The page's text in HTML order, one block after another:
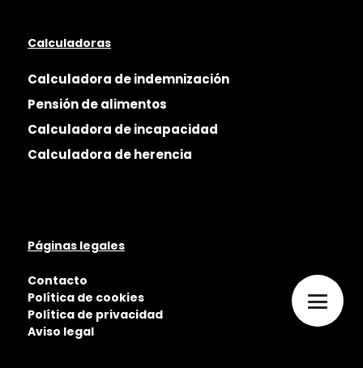
Calculadoras
Calculadora de indemnización
Pensión de alimentos
Calculadora de incapacidad
Calculadora de herencia
Páginas legales
Contacto
Política de cookies
Política de privacidad
Aviso legal